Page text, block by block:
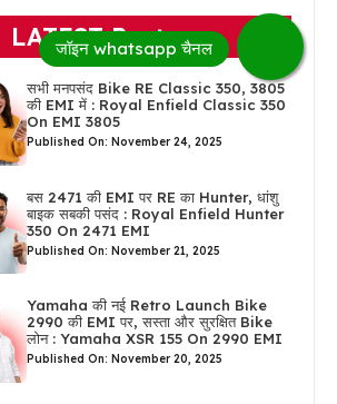
LATEST Post
सभी मनपसंद Bike RE Classic 350, 3805
की EMI में : Royal Enfield Classic 350
On EMI 3805
Published On: November 24, 2025
बस 2471 की EMI पर RE का Hunter, धांशु
बाइक सबकी पसंद : Royal Enfield Hunter
350 On 2471 EMI
Published On: November 21, 2025
Yamaha की नई Retro Launch Bike
2990 की EMI पर, सस्ता और सुरक्षित Bike
लोन : Yamaha XSR 155 On 2990 EMI
Published On: November 20, 2025